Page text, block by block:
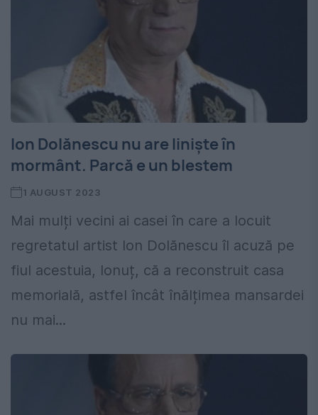
Ion Dolănescu nu are liniște în
mormânt. Parcă e un blestem
1 AUGUST 2023
Mai mulți vecini ai casei în care a locuit
regretatul artist Ion Dolănescu îl acuză pe
fiul acestuia, Ionuț, că a reconstruit casa
memorială, astfel încât înălțimea mansardei
nu mai...